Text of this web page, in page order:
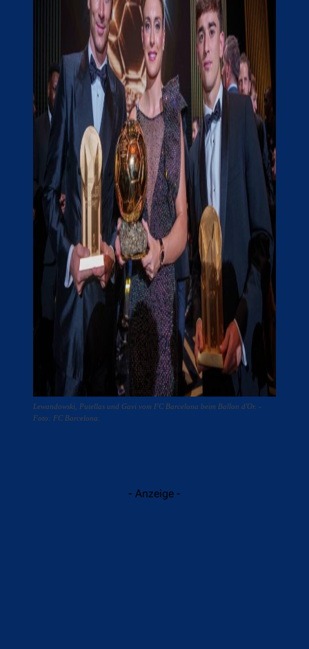
Lewandowski, Putellas und Gavi vom FC Barcelona beim Ballon d'Or. -
Foto: FC Barcelona.
- Anzeige -